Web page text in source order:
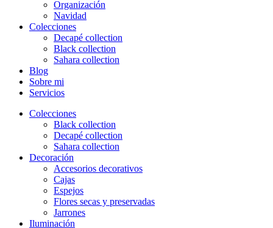
Organización
Navidad
Colecciones
Decapé collection
Black collection
Sahara collection
Blog
Sobre mi
Servicios
Colecciones
Black collection
Decapé collection
Sahara collection
Decoración
Accesorios decorativos
Cajas
Espejos
Flores secas y preservadas
Jarrones
Iluminación